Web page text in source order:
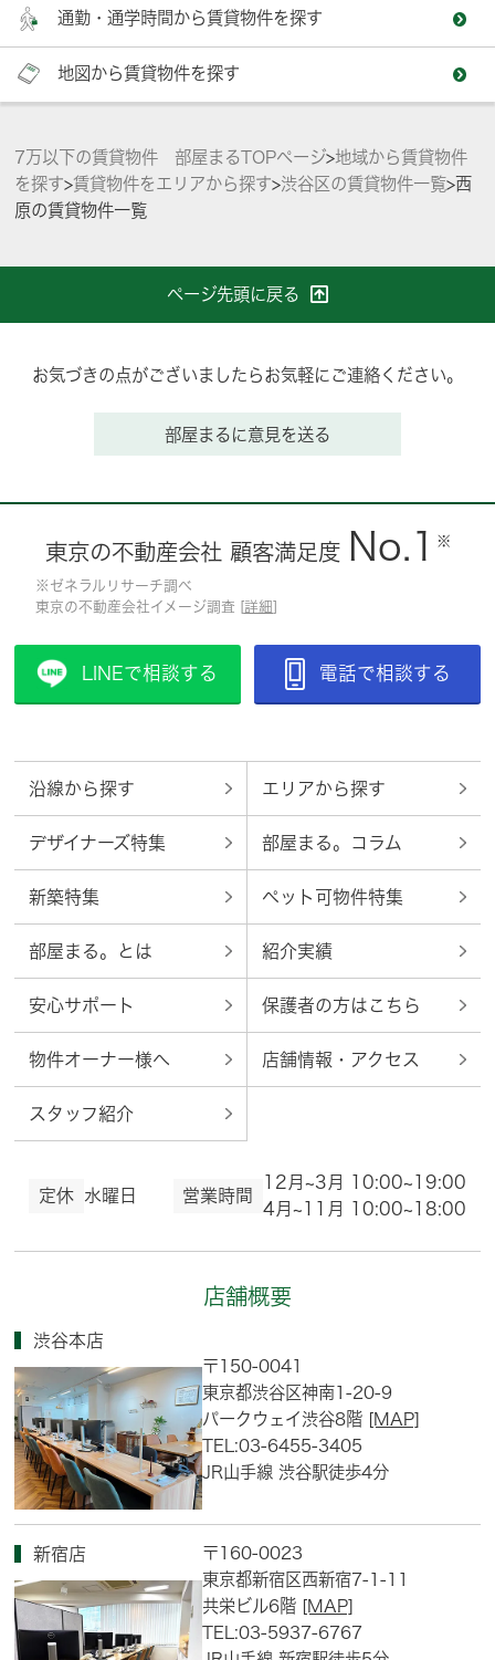
通勤・通学時間から賃貸物件を探す
地図から賃貸物件を探す
7万以下の賃貸物件 部屋まるTOPページ>地域から賃貸物件
を探す>賃貸物件をエリアから探す>渋谷区の賃貸物件一覧>西
原の賃貸物件一覧
ページ先頭に戻る
お気づきの点がございましたらお気軽にご連絡ください。
部屋まるに意見を送る
東京の不動産会社 顧客満足度 No.1 ※
※ゼネラルリサーチ調べ
東京の不動産会社イメージ調査 [詳細]
LINEで相談する 電話で相談する
沿線から探す エリアから探す
デザイナーズ特集 部屋まる。コラム
新築特集 ペット可物件特集
部屋まる。とは 紹介実績
安心サポート 保護者の方はこちら
物件オーナー様へ 店舗情報・アクセス
スタッフ紹介
定休 水曜日 営業時間
12月~3月 10:00~19:00
4月~11月 10:00~18:00
店舗概要
渋谷本店
〒150-0041
東京都渋谷区神南1-20-9
パークウェイ渋谷8階 [MAP]
TEL:03-6455-3405
JR山手線 渋谷駅徒歩4分
新宿店
〒160-0023
東京都新宿区西新宿7-1-11
共栄ビル6階 [MAP]
TEL:03-5937-6767